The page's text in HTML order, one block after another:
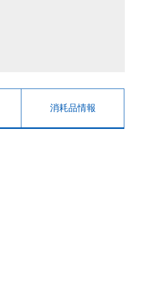
消耗品情報